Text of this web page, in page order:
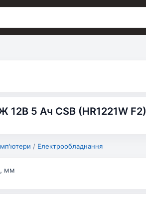
12В 5 Ач CSB (HR1221W F2)
/ Електрообладнання
мм